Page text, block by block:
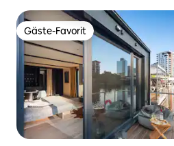
Gäste-Favorit
Gäste-Favorit